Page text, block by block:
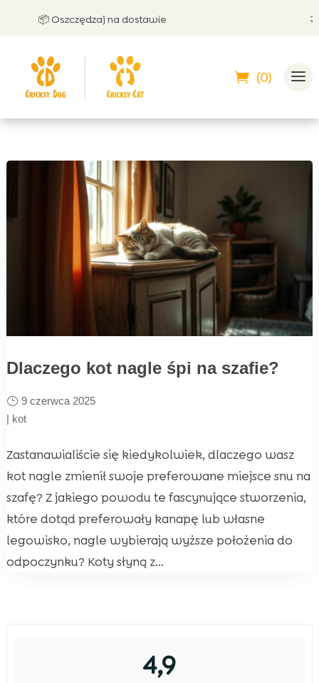
📦 Oszczędzaj na dostawie 🤝
(0)
Dlaczego kot nagle śpi na szafie?
9 czerwca 2025
| kot
Zastanawialiście się kiedykolwiek, dlaczego wasz
kot nagle zmienił swoje preferowane miejsce snu na
szafę? Z jakiego powodu te fascynujące stworzenia,
które dotąd preferowały kanapę lub własne
legowisko, nagle wybierają wyższe położenia do
odpoczynku? Koty słyną z...
4,9